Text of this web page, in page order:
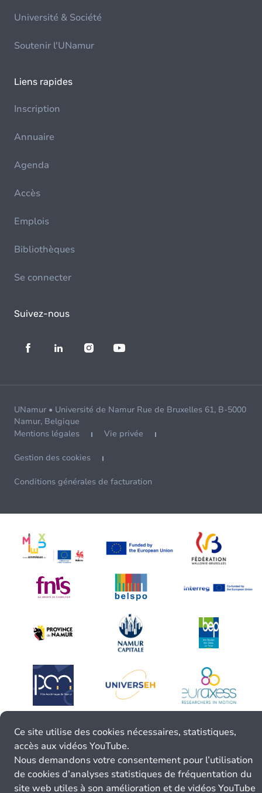
Université & Société
Soutenir l'UNamur
Liens rapides
Inscription
Annuaire
Agenda
Accès
Emplois
Bibliothèques
Se connecter
Suivez-nous
UNamur • Université de Namur Rue de Bruxelles 61, B-5000
Namur, Belgique
Mentions légales
Vie privée
Gestion des cookies
Conditions générales de facturation
Ce site utilise des cookies nécessaires, statistiques,
accès aux vidéos YouTube.
Nous demandons votre consentement pour l’utilisation
de cookies d’analyses statistiques de fréquentation du
site web utiles à son amélioration et de vidéos YouTube